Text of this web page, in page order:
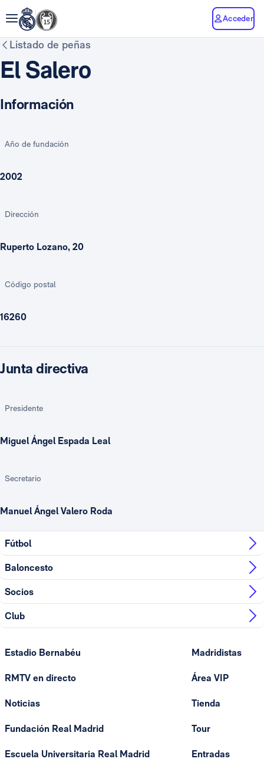
Acceder
Listado de peñas
El Salero
Información
Año de fundación
2002
Dirección
Ruperto Lozano, 20
Código postal
16260
Junta directiva
Presidente
Miguel Ángel Espada Leal
Secretario
Manuel Ángel Valero Roda
Fútbol
Baloncesto
Socios
Club
Estadio Bernabéu
RMTV en directo
Noticias
Fundación Real Madrid
Escuela Universitaria Real Madrid
Madridistas
Área VIP
Tienda
Tour
Entradas